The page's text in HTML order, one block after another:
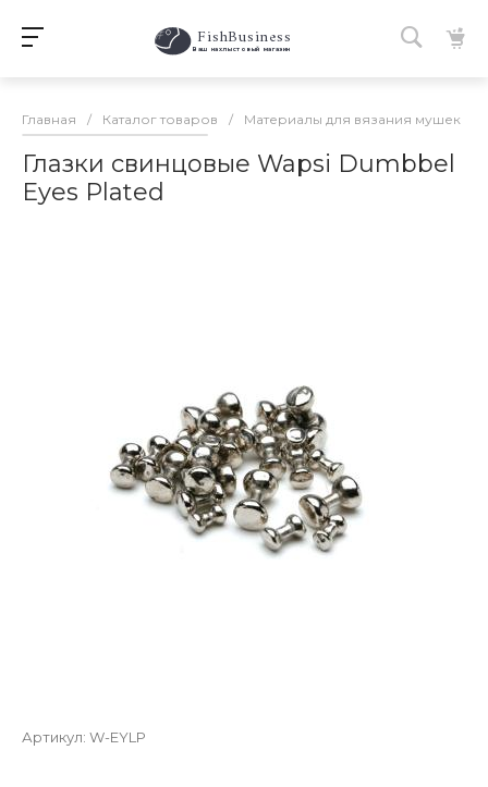
FishBusiness
Ваш нахлыстовый магазин
Главная / Каталог товаров / Материалы для вязания мушек
Глазки свинцовые Wapsi Dumbbel
Eyes Plated
Артикул: W-EYLP